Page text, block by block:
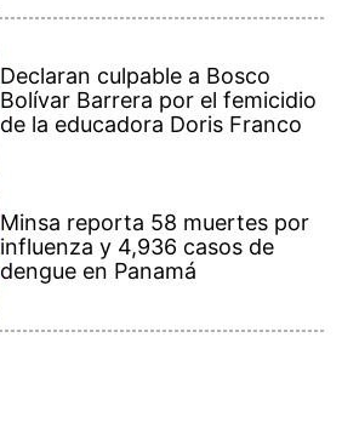
Declaran culpable a Bosco
Bolívar Barrera por el femicidio
de la educadora Doris Franco
Minsa reporta 58 muertes por
influenza y 4,936 casos de
dengue en Panamá